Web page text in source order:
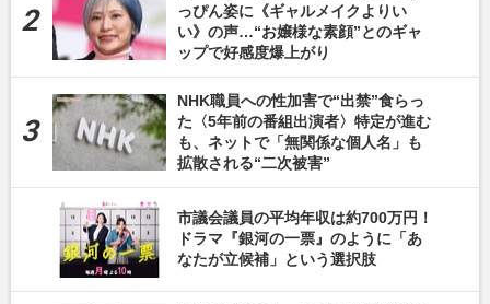
っぴん姿に《ギャルメイクよりい
い》の声…“お嬢様な素顔”とのギャ
ップで好感度爆上がり
NHK職員への性加害で“出禁”食らっ
た〈5年前の番組出演者〉特定が進む
も、ネットで「無関係な個人名」も
拡散される“二次被害”
市議会議員の平均年収は約700万円！
ドラマ『銀河の一票』のように「あ
なたが立候補」という選択肢